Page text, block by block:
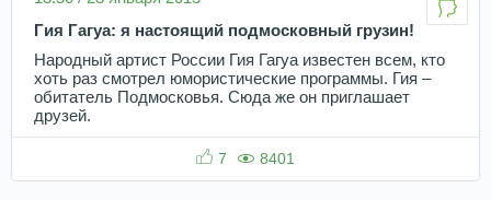
Гия Гагуа: я настоящий подмосковный грузин!
Народный артист России Гия Гагуа известен всем, кто
хоть раз смотрел юмористические программы. Гия –
обитатель Подмосковья. Сюда же он приглашает
друзей.
7 8401